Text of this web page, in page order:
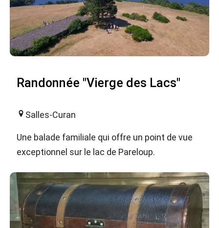
Randonnée "Vierge des Lacs"
Salles-Curan
Une balade familiale qui offre un point de vue
exceptionnel sur le lac de Pareloup.